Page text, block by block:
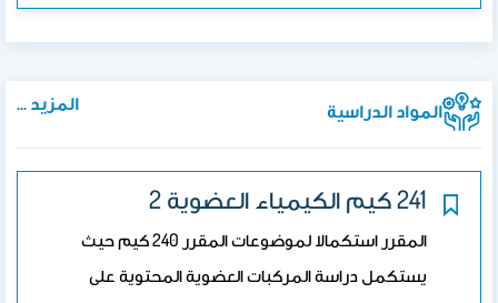
المواد الدراسية المزيد ...
241 كيم الكيمياء العضوية 2
المقرر استكمالا لموضوعات المقرر 240 كيم حيث
يستكمل دراسة المركبات العضوية المحتوية على